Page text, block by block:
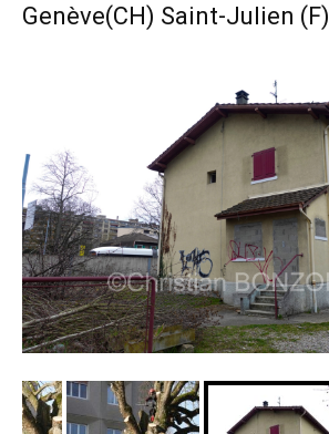
Genève(CH) Saint-Julien (F)